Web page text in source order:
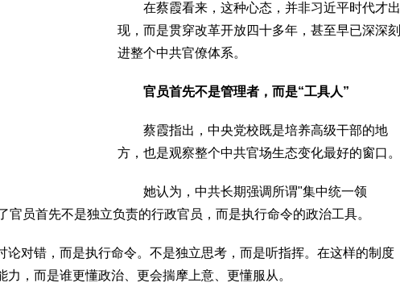
在蔡霞看来，这种心态，并非习近平时代才出
现，而是贯穿改革开放四十多年，甚至早已深深刻
进整个中共官僚体系。
官员首先不是管理者，而是“工具人”
蔡霞指出，中央党校既是培养高级干部的地
方，也是观察整个中共官场生态变化最好的窗口。
她认为，中共长期强调所谓"集中统一领
官员首先不是独立负责的行政官员，而是执行命令的政治工具。
对错，而是执行命令。不是独立思考，而是听指挥。在这样的制度
力，而是谁更懂政治、更会揣摩上意、更懂服从。